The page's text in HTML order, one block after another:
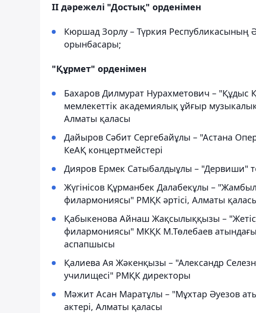
ІІ дәрежелі "Достық" орденімен
Кюршад Зорлу – Түркия Республикасының
орынбасары;
"Құрмет" орденімен
Бахаров Дилмурат Нурахметович –
мемлекеттік академиялық ұйғыр
Алматы қаласы
Дайыров Сәбит Сергебайұлы – "Астана
КеАҚ концертмейстері
Дияров Ермек Сатыбалдыұлы – "Дервиши"
Жүгінісов Құрманбек Далабекұлы –
филармониясы" РМҚК әртісі, Алматы
Қабыкенова Айнаш Жақсылыққызы –
филармониясы" МКҚК М.Төлебаев атындағы
аспапшысы
Қалиева Ая Жәкенқызы – "Александр
училищесі" РМҚК директоры
Мәжит Асан Маратұлы – "Мұхтар Әуезов
актері, Алматы қаласы